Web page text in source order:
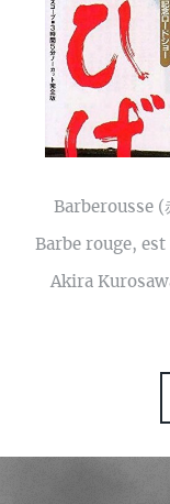
Barberousse
Barbe rouge,
Akira